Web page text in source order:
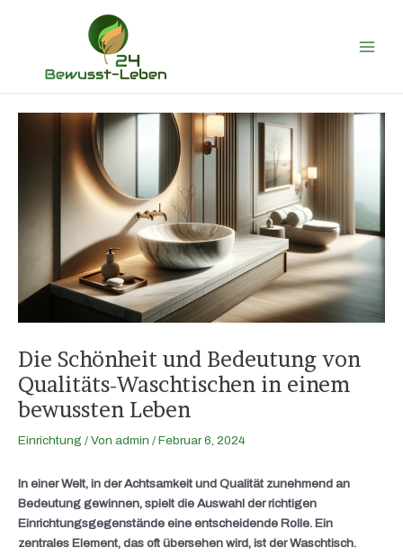
Menu
Die Schönheit und Bedeutung von
Qualitäts-Waschtischen in einem
bewussten Leben
Einrichtung / Von admin / Februar 6, 2024
In einer Welt, in der Achtsamkeit und Qualität zunehmend an
Bedeutung gewinnen, spielt die Auswahl der richtigen
Einrichtungsgegenstände eine entscheidende Rolle. Ein
zentrales Element, das oft übersehen wird, ist der Waschtisch.